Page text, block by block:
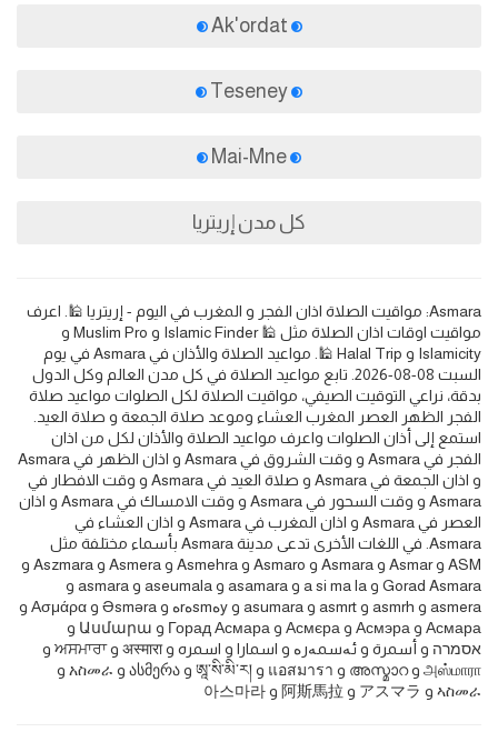
كل مدن إريتريا
Asmara: مواقيت الصلاة اذان الفجر و المغرب في اليوم - إريتريا 🕌. اعرف
مواقيت اوقات اذان الصلاة مثل 🕌 Islamic Finder و Muslim Pro و
Islamicity و Halal Trip 🕌. مواعيد الصلاة والأذان في Asmara في يوم
السبت 08-08-2026. تابع مواعيد الصلاة في كل مدن العالم وكل الدول
بدقة، نراعي التوقيت الصيفي، مواقيت الصلاة لكل الصلوات مواعيد صلاة
الفجر الظهر العصر المغرب العشاء وموعد صلاة الجمعة و صلاة العيد.
استمع إلى أذان الصلوات واعرف مواعيد الصلاة والأذان لكل من اذان
الفجر في Asmara و وقت الشروق في Asmara و اذان الظهر في Asmara
و اذان الجمعة في Asmara و صلاة العيد في Asmara و وقت الافطار في
Asmara و وقت السحور في Asmara و وقت الامساك في Asmara و اذان
العصر في Asmara و اذان المغرب في Asmara و اذان العشاء في
Asmara. في اللغات الأخرى تدعى مدينة Asmara بأسماء مختلفة مثل
ASM و Asmar و Asmara و Asmaro و Asmehra و Asmera و Aszmara و
Gorad Asmara و a si ma la و asamara و aseumala و asmara و
asmera و asmrh و asmrt و asumara و yەsmەrە و Əsməra و Ασμάρα و
Асмара و Асмэра و Асмєра و Горад Асмара و Ասմարա و
אסמרה و أسمرة و ئەسمەرە و اسمارا و اسمره و अस्मारा و ਅਸਮਾਰਾ و
அஸ்மாரா و അസ്മാറ و แอสมารา و ཨཱ་སི་མི་ར། و ასმერა و አስመራ و
ኣስመራ و アスマラ و 阿斯馬拉 و 아스마라